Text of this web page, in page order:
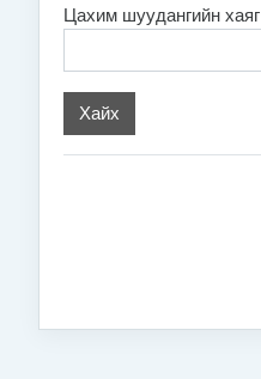
Цахим шуудангийн хаяг